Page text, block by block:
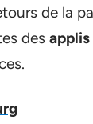
de la
des